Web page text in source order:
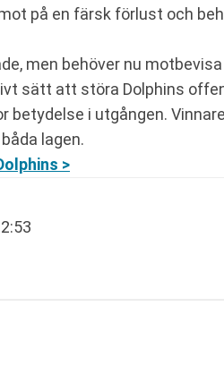
på en färsk förlust och
men behöver nu
sätt att störa Dolphins
betydelse i utgången.
lagen.
>